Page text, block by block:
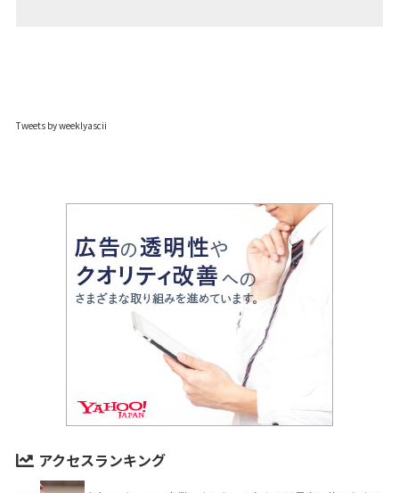
Tweets by weeklyascii
アクセスランキング